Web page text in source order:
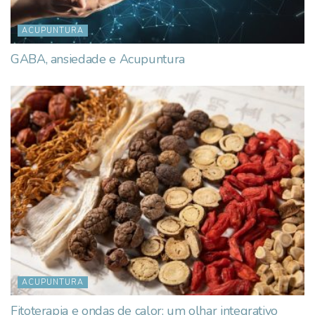
ACUPUNTURA
GABA, ansiedade e Acupuntura
ACUPUNTURA
Fitoterapia e ondas de calor: um olhar integrativo